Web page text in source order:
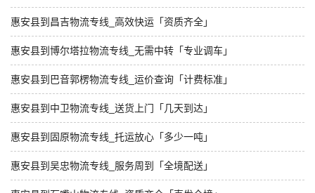
惠安县到昌吉物流专线_高效快运「资质齐全」
惠安县到博尔塔拉物流专线_无需中转「专业调车」
惠安县到巴音郭楞物流专线_运价查询「计费标准」
惠安县到中卫物流专线_送货上门「几天到达」
惠安县到固原物流专线_托运放心「多少一吨」
惠安县到吴忠物流专线_服务周到「全境配送」